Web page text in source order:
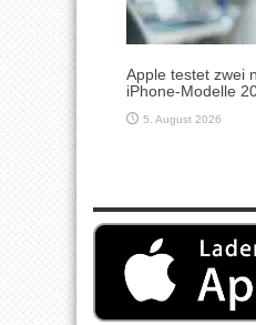
Apple testet zwei
iPhone-Modelle
5. August 2026